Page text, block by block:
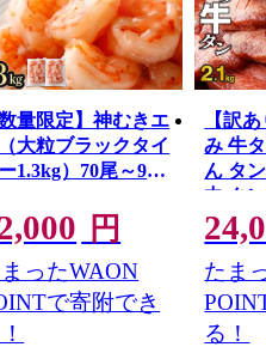
対象となります。
生命保険の一時金や損害
所得に該当しますのでご
税庁のHPをご覧下さい。
ータルサイト)
数量限定】神むきエ
大粒ブラックタイ
1.3kg）70尾～90
円
ったWAON
で寄附でき
【訳
み 牛
ん タ
中 タ
単 煮
焼肉
ヒー
ルメ
佐賀
たま
る！